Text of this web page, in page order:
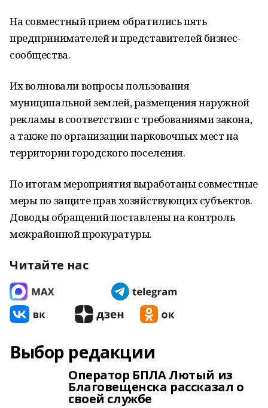
На совместный прием обратились пять
предпринимателей и представителей бизнес-
сообщества.
Их волновали вопросы пользования
муниципальной землей, размещения наружной
рекламы в соответствии с требованиями закона,
а также по организации парковочных мест на
территории городского поселения.
По итогам мероприятия выработаны совместные
меры по защите прав хозяйствующих субъектов.
Доводы обращений поставлены на контроль
межрайонной прокуратуры.
Читайте нас
Выбор редакции
Оператор БПЛА Лютый из
Благовещенска рассказал о
своей службе